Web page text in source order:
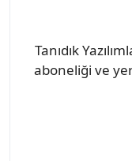
Tanıdık
aboneliği ve